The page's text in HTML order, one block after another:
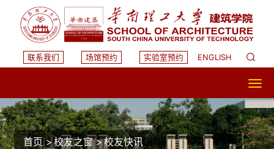
联系我们 场馆预约 实验室预约 ENGLISH
首页>校友之窗>校友快讯